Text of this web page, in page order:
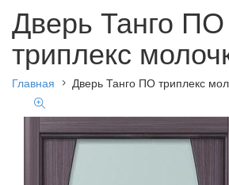
Дверь Танго ПО
триплекс
Главная Дверь Танго ПО триплекс